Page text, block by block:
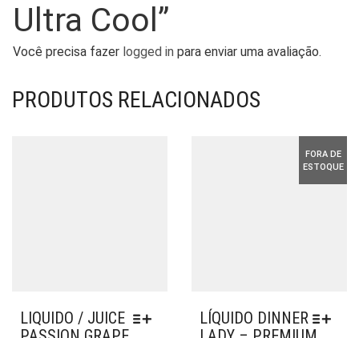
Ultra Cool”
Você precisa fazer logged in para enviar uma avaliação.
PRODUTOS RELACIONADOS
LIQUIDO / JUICE
FORA DE
ESTOQUE
LÍQUIDO DINNER